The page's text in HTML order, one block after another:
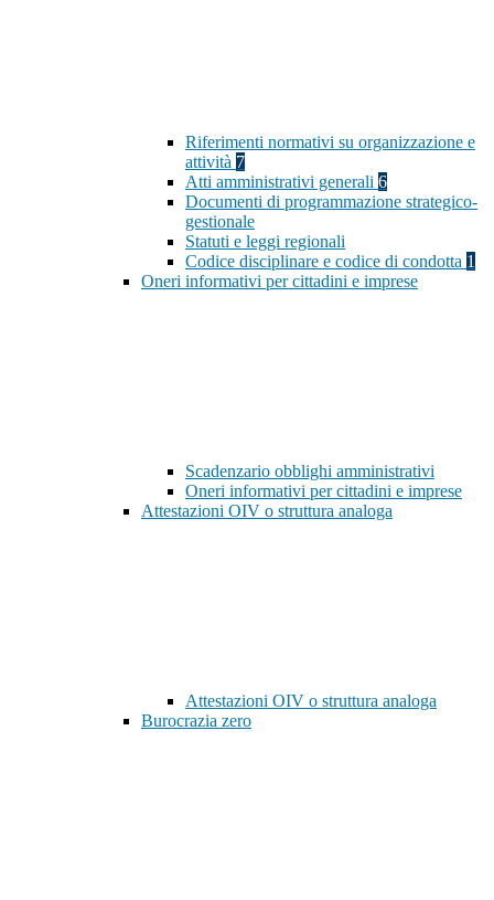
Riferimenti normativi su organizzazione e
attività 7
Atti amministrativi generali 6
Documenti di programmazione strategico-
gestionale
Statuti e leggi regionali
Codice disciplinare e codice di condotta 1
Oneri informativi per cittadini e imprese
Scadenzario obblighi amministrativi
Oneri informativi per cittadini e imprese
Attestazioni OIV o struttura analoga
Attestazioni OIV o struttura analoga
Burocrazia zero